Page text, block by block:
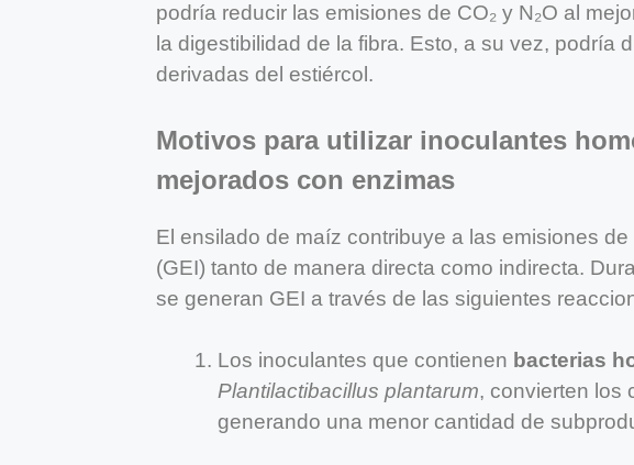
podría reducir las emisiones de CO₂ y N₂O al
la digestibilidad de la fibra. Esto, a su vez, podría
derivadas del estiércol.
Motivos para utilizar inoculantes
mejorados con enzimas
El ensilado de maíz contribuye a las emisiones
(GEI) tanto de manera directa como indirecta.
se generan GEI a través de las siguientes
Los inoculantes que contienen bacterias
Plantilactibacillus plantarum, convierten los
generando una menor cantidad de